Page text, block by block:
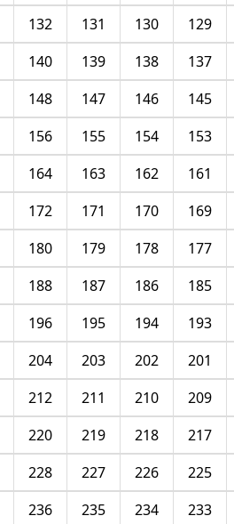
129
130
131
132
137
138
139
140
145
146
147
148
153
154
155
156
161
162
163
164
169
170
171
172
177
178
179
180
185
186
187
188
193
194
195
196
201
202
203
204
209
210
211
212
217
218
219
220
225
226
227
228
233
234
235
236